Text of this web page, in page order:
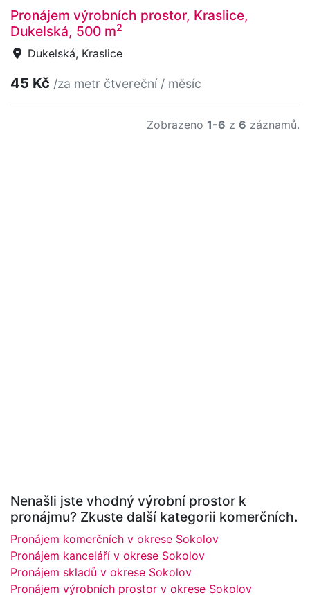
Pronájem výrobních prostor, Kraslice,
Dukelská, 500 m2
Dukelská, Kraslice
45 Kč /za metr čtvereční / měsíc
Zobrazeno 1-6 z 6 záznamů.
Nenašli jste vhodný výrobní prostor k
pronájmu? Zkuste další kategorii komerčních.
Pronájem komerčních v okrese Sokolov
Pronájem kanceláří v okrese Sokolov
Pronájem skladů v okrese Sokolov
Pronájem výrobních prostor v okrese Sokolov